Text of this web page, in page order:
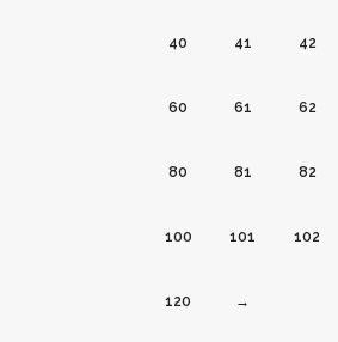
40 41 42
60 61 62
80 81 82
100 101 102
120 →